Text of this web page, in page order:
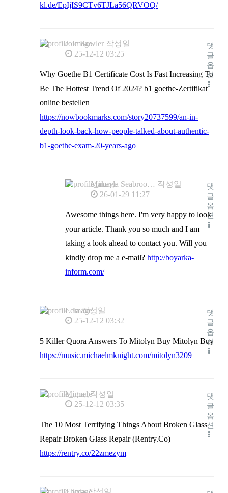
kl.de/EpIjIS9CTv6TJLa56QRVOQ/
Joie Bowler 작성일
25-12-12 03:25
Why Goethe B1 Certificate Cost Is Fast Increasing To
Be The Hottest Trend Of 2024? b1 goethe-Zertifikat
online bestellen
https://nowbookmarks.com/story20737599/an-in-
depth-look-back-how-people-talked-about-authentic-
b1-goethe-exam-20-years-ago
댓
글
옵
션
Makayla Seabroo… 작성일
26-01-29 11:27
Awesome things here. I'm very happy to look
your article. Thank you so much and I am
taking a look ahead to contact you. Will you
kindly drop me a e-mail? http://boyarka-
inform.com/
댓
글
옵
션
Lela 작성일
25-12-12 03:32
5 Killer Quora Answers To Mitolyn Buy Mitolyn Buy
https://music.michaelmknight.com/mitolyn3209
댓
글
옵
션
Miguel 작성일
25-12-12 03:35
The 10 Most Terrifying Things About Broken Glass
Repair Broken Glass Repair (Rentry.Co)
https://rentry.co/22zmezym
댓
글
옵
션